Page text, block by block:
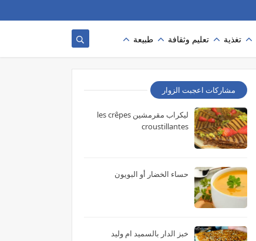
تغذية تعليم وثقافة طبيعة
مشاركات اعجبت الزوار
ليكراب مقرمشين les crêpes
croustillantes
حساء الخضار أو البويون
خبز الدار بالسميد ام وليد